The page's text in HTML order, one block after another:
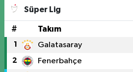
Süper Lig
# Takım
1 Galatasaray
2 Fenerbahçe